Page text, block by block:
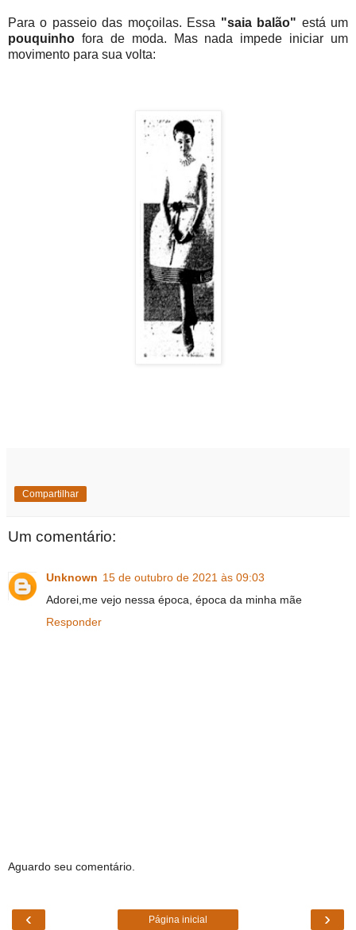
Para o passeio das moçoilas. Essa "saia balão" está um
pouquinho fora de moda. Mas nada impede iniciar um
movimento para sua volta:
Compartilhar
Um comentário:
Unknown 15 de outubro de 2021 às 09:03
Adorei,me vejo nessa época, época da minha mãe
Responder
Aguardo seu comentário.
‹ ›
Página inicial